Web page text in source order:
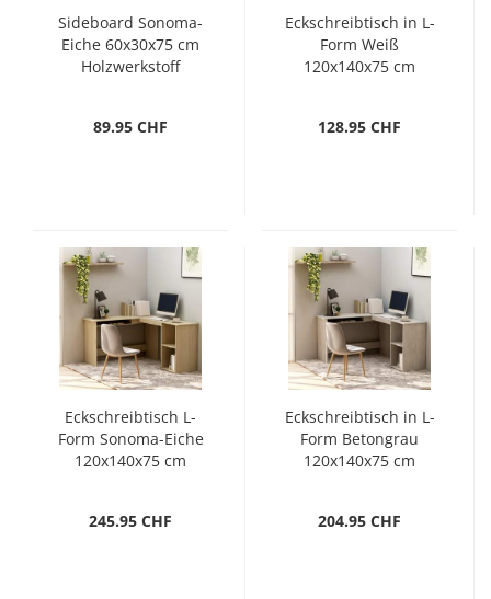
Sideboard Sonoma-
Eiche 60x30x75 cm
Holzwerkstoff
89.95 CHF
Eckschreibtisch in L-
Form Weiß
120x140x75 cm
128.95 CHF
Eckschreibtisch L-
Form Sonoma-Eiche
120x140x75 cm
245.95 CHF
Eckschreibtisch in L-
Form Betongrau
120x140x75 cm
204.95 CHF